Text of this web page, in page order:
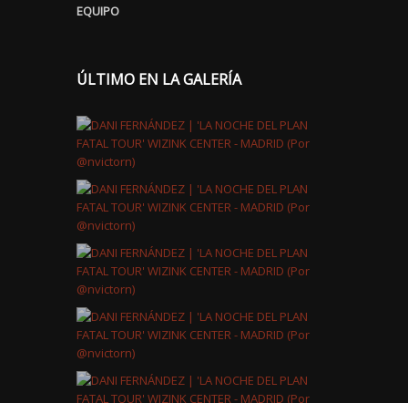
EQUIPO
ÚLTIMO EN LA GALERÍA